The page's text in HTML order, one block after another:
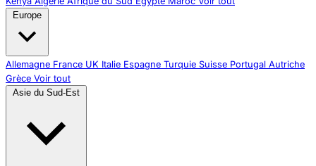
Europe
Allemagne France UK Italie Espagne Turquie Suisse Portugal Autriche
Grèce Voir tout
Asie du Sud-Est